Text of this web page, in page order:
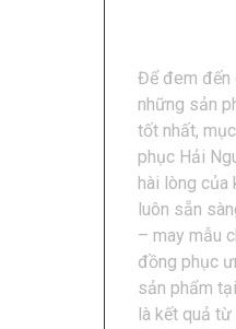
Để đem đến
những sản
tốt nhất,
phục Hải
hài lòng của
luôn sẵn
– may mẫu
đồng phục
sản phẩm
là kết quả